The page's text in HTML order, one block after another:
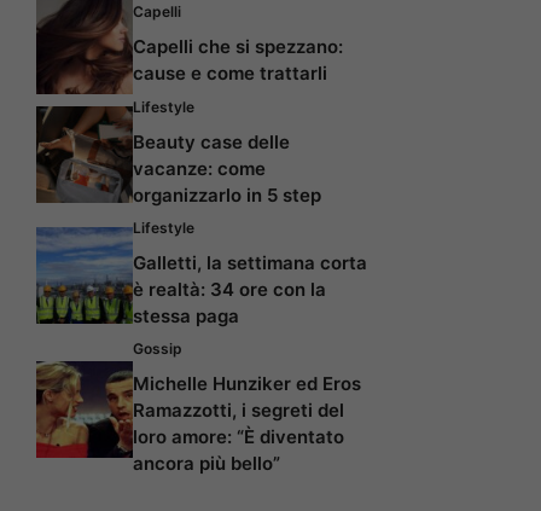
Capelli
Capelli che si spezzano:
cause e come trattarli
Lifestyle
Beauty case delle
vacanze: come
organizzarlo in 5 step
Lifestyle
Galletti, la settimana corta
è realtà: 34 ore con la
stessa paga
Gossip
Michelle Hunziker ed Eros
Ramazzotti, i segreti del
loro amore: “È diventato
ancora più bello”